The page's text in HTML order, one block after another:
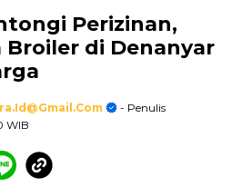
Perizinan,
Broiler di Denanyar
- Penulis
WIB